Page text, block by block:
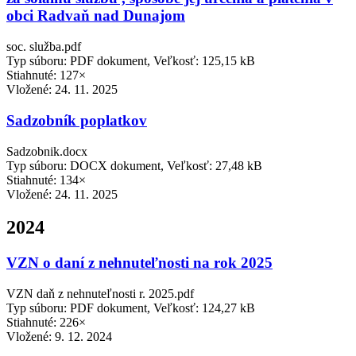
obci Radvaň nad Dunajom
soc. služba.pdf
Typ súboru: PDF dokument, Veľkosť: 125,15 kB
Stiahnuté: 127×
Vložené: 24. 11. 2025
Sadzobník poplatkov
Sadzobnik.docx
Typ súboru: DOCX dokument, Veľkosť: 27,48 kB
Stiahnuté: 134×
Vložené: 24. 11. 2025
2024
VZN o daní z nehnuteľnosti na rok 2025
VZN daň z nehnuteľnosti r. 2025.pdf
Typ súboru: PDF dokument, Veľkosť: 124,27 kB
Stiahnuté: 226×
Vložené: 9. 12. 2024